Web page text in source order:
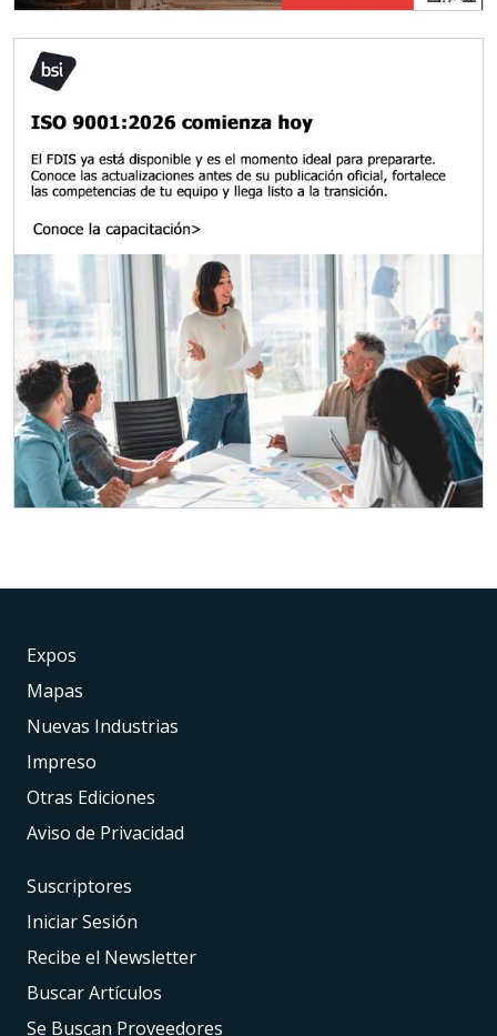
Expos
Mapas
Nuevas Industrias
Impreso
Otras Ediciones
Aviso de Privacidad
Suscriptores
Iniciar Sesión
Recibe el Newsletter
Buscar Artículos
Se Buscan Proveedores